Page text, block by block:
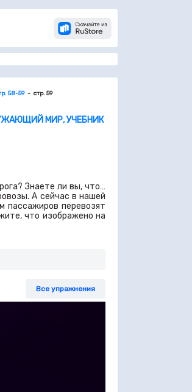
58-59 стр. 59
МИР, УЧЕБНИК
Знаете ли вы, что…
А сейчас в нашей
пассажиров перевозят
что изображено на
Все упражнения